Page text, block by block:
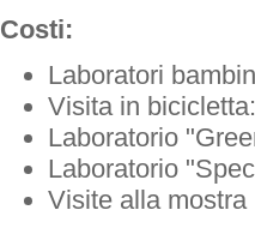
Costi:
Laboratori
Visita in
Laboratorio
Laboratorio
Visite alla